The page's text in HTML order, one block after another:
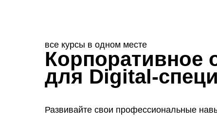
все курсы в одном месте
Корпоративное
для Digital-
Развивайте свои профессиональные